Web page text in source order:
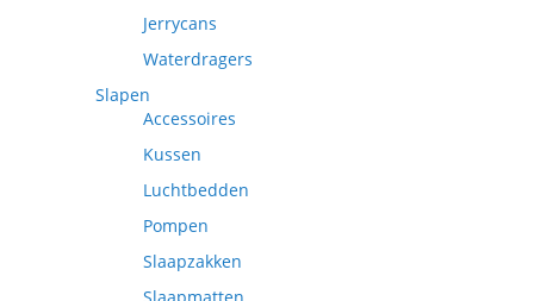
Jerrycans
Waterdragers
Slapen
Accessoires
Kussen
Luchtbedden
Pompen
Slaapzakken